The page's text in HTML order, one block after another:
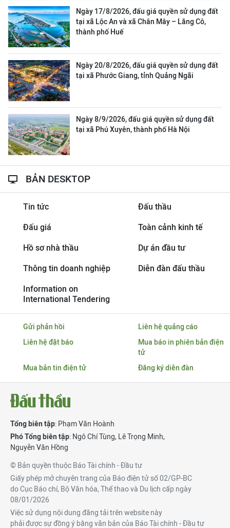
Ngày 17/8/2026, đấu giá quyền sử dụng đất
tại xã Lộc An và xã Chân Mây – Lăng Cô,
thành phố Huế
Ngày 20/8/2026, đấu giá quyền sử dụng đất
tại xã Phước Giang, tỉnh Quảng Ngãi
Ngày 8/9/2026, đấu giá quyền sử dụng đất
tại xã Phú Xuyên, thành phố Hà Nội
BẢN DESKTOP
Tin tức Đấu thầu
Đấu giá Toàn cảnh kinh tế
Hồ sơ nhà thầu Dự án đầu tư
Thông tin doanh nghiệp Diễn đàn đấu thầu
Information on
International Tendering
Gửi phản hồi
Liên hệ quảng cáo
Liên hệ đặt báo
Mua báo in phiên bản điện
tử
Mua bản tin điện tử
Đăng ký diễn đàn
Tổng biên tập: Phạm Văn Hoành
Phó Tổng biên tập: Ngô Chí Tùng, Lê Trọng Minh,
Nguyễn Văn Hồng
© Bản quyền thuộc Báo Tài chính - Đầu tư
Giấy phép mở chuyên trang của Báo điện tử số 02/GP-BC
do Cục Báo chí, Bộ Văn hóa, Thể thao và Du lịch cấp ngày
08/01/2026
Việc sử dụng nội dung đăng tải trên website này
phải được sự đồng ý bằng văn bản của Báo Tài chính - Đầu tư